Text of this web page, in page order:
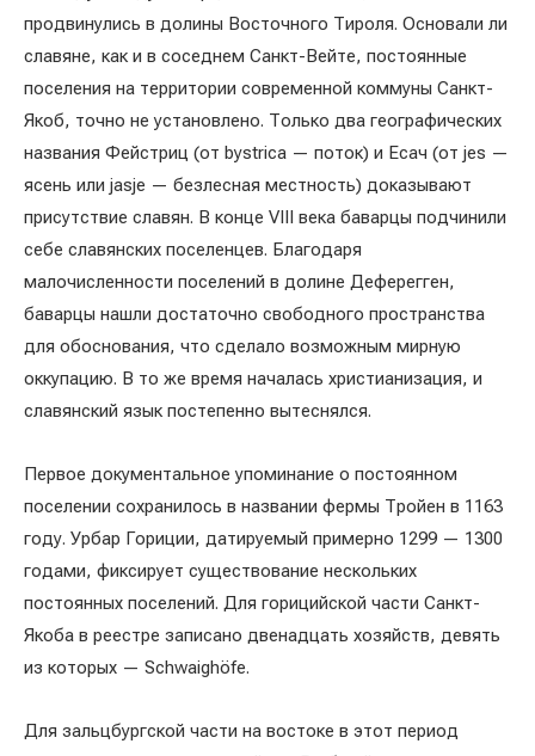
продвинулись в долины Восточного Тироля. Основали ли
славяне, как и в соседнем Санкт-Вейте, постоянные
поселения на территории современной коммуны Санкт-
Якоб, точно не установлено. Только два географических
названия Фейстриц (от bystrica — поток) и Есач (от jes —
ясень или jasje — безлесная местность) доказывают
присутствие славян. В конце VIII века баварцы подчинили
себе славянских поселенцев. Благодаря
малочисленности поселений в долине Деферегген,
баварцы нашли достаточно свободного пространства
для обоснования, что сделало возможным мирную
оккупацию. В то же время началась христианизация, и
славянский язык постепенно вытеснялся.
Первое документальное упоминание о постоянном
поселении сохранилось в названии фермы Тройен в 1163
году. Урбар Гориции, датируемый примерно 1299 — 1300
годами, фиксирует существование нескольких
постоянных поселений. Для горицийской части Санкт-
Якоба в реестре записано двенадцать хозяйств, девять
из которых — Schwaighöfe.
Для зальцбургской части на востоке в этот период